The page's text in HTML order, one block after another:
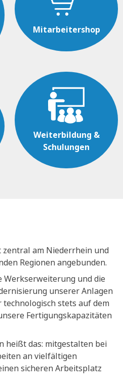
Mitarbeitershop
Weiterbildung &
Schulungen
am Niederrhein und
Regionen angebunden.
und die
unserer Anlagen
stets auf dem
Fertigungskapazitäten
heißt das: mitgestalten bei
an vielfältigen
sicheren Arbeitsplatz